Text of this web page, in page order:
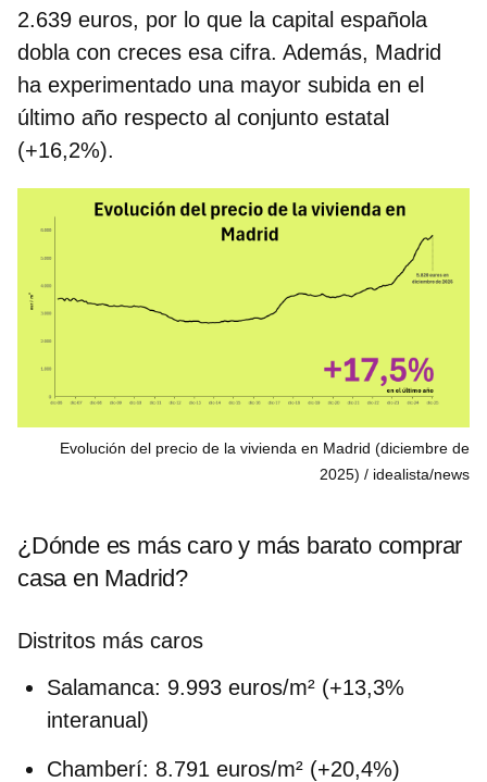
2.639 euros, por lo que la capital española
dobla con creces esa cifra. Además, Madrid
ha experimentado una mayor subida en el
último año respecto al conjunto estatal
(+16,2%).
Evolución del precio de la vivienda en Madrid (diciembre de
2025)
idealista/news
¿Dónde es más caro y más barato comprar
casa en Madrid?
Distritos más caros
Salamanca: 9.993 euros/m² (+13,3%
interanual)
Chamberí: 8.791 euros/m² (+20,4%)